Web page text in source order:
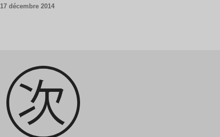
17 décembre 2014